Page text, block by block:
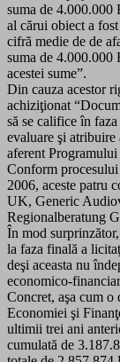
suma de 4.000.000
al cărui obiect a
cifră medie de de
suma de 4.000.000
acestei sume”.
Din cauza acestor
achiziţionat
să se califice în
evaluare şi
aferent
Conform
2006, aceste patru
UK, Generic
Regionalberatung
În mod
la faza finală a
deşi aceasta nu
economico-
Concret, aşa cum o
Economiei şi
ultimii trei ani
cumulată de